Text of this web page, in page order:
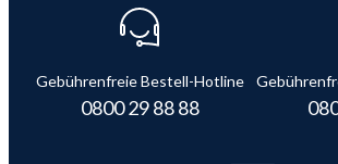
Gebührenfreie Bestell-Hotline
0800 29 88 88